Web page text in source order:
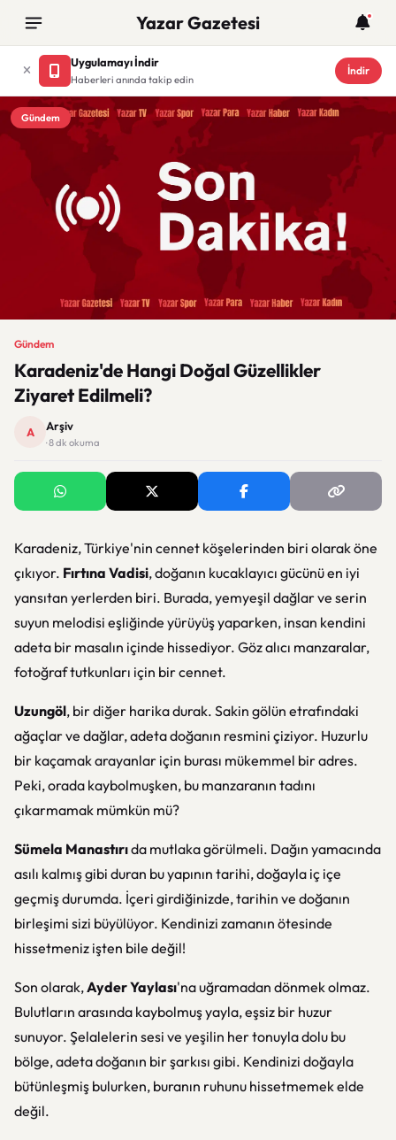
Yazar Gazetesi
Uygulamayı İndir
Haberleri anında takip edin
İndir
Gündem
Gündem
Karadeniz'de Hangi Doğal Güzellikler
Ziyaret Edilmeli?
A Arşiv
· 8 dk okuma
Karadeniz, Türkiye'nin cennet köşelerinden biri olarak öne
çıkıyor. Fırtına Vadisi, doğanın kucaklayıcı gücünü en iyi
yansıtan yerlerden biri. Burada, yemyeşil dağlar ve serin
suyun melodisi eşliğinde yürüyüş yaparken, insan kendini
adeta bir masalın içinde hissediyor. Göz alıcı manzaralar,
fotoğraf tutkunları için bir cennet.
Uzungöl, bir diğer harika durak. Sakin gölün etrafındaki
ağaçlar ve dağlar, adeta doğanın resmini çiziyor. Huzurlu
bir kaçamak arayanlar için burası mükemmel bir adres.
Peki, orada kaybolmuşken, bu manzaranın tadını
çıkarmamak mümkün mü?
Sümela Manastırıda mutlaka görülmeli. Dağın yamacında
asılı kalmış gibi duran bu yapının tarihi, doğayla iç içe
geçmiş durumda. İçeri girdiğinizde, tarihin ve doğanın
birleşimi sizi büyülüyor. Kendinizi zamanın ötesinde
hissetmeniz işten bile değil!
Son olarak,Ayder Yaylası'na uğramadan dönmek olmaz.
Bulutların arasında kaybolmuş yayla, eşsiz bir huzur
sunuyor. Şelalelerin sesi ve yeşilin her tonuyla dolu bu
bölge, adeta doğanın bir şarkısı gibi. Kendinizi doğayla
bütünleşmiş bulurken, buranın ruhunu hissetmemek elde
değil.